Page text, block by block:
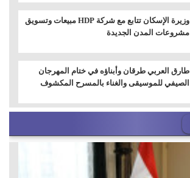
وزيرة الإسكان تتابع مع شركة HDP مبيعات وتسويق
مشروعات المدن الجديدة
طارق العربي طرقان وأبناؤه في ختام المهرجان
الصيفي للموسيقى والغناء بالمسرح المكشوف